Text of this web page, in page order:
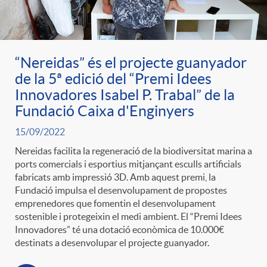
r
a
S
a
l
a
ó
p
e
r
c
a
t
t
e
n
i
d
o
A
l
i
c
a
d
o
r
“Nereidas” és el projecte guanyador
de la 5ª edició del “Premi Idees
Innovadores Isabel P. Trabal” de la
Fundació Caixa d'Enginyers
15/09/2022
Nereidas facilita la regeneració de la biodiversitat marina a
ports comercials i esportius mitjançant esculls artificials
fabricats amb impressió 3D. Amb aquest premi, la
Fundació impulsa el desenvolupament de propostes
emprenedores que fomentin el desenvolupament
sostenible i protegeixin el medi ambient. El “Premi Idees
Innovadores” té una dotació econòmica de 10.000€
destinats a desenvolupar el projecte guanyador.